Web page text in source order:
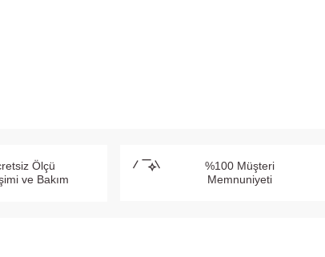
Ölçü
ve Bakım
%100 Müşteri
Memnuniyeti